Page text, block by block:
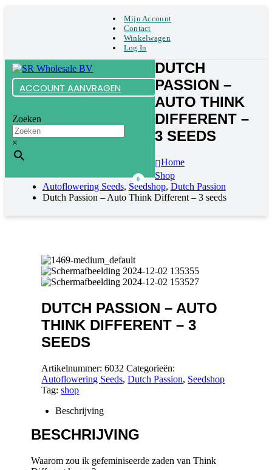
Mijn Account
Contact
Winkelwagen
Log In
ACCOUNT AANVRAGEN
Zoeken
×
0
DUTCH
PASSION –
AUTO THINK
DIFFERENT –
3 SEEDS
Home
Shop
Autoflowering Seeds, Seedshop, Dutch Passion
Dutch Passion – Auto Think Different – 3 seeds
DUTCH PASSION – AUTO
THINK DIFFERENT – 3
SEEDS
Artikelnummer:6032 Categorieën:
Autoflowering Seeds,Dutch Passion, Seedshop
Tag:shop
Beschrijving
BESCHRIJVING
Waarom zou ik gefeminiseerde zaden van Think